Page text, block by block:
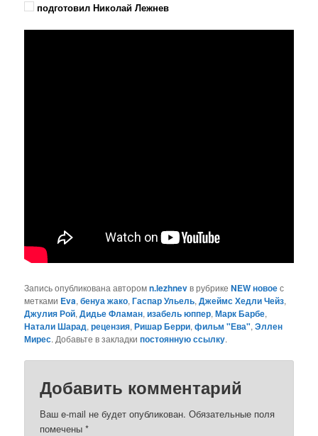
подготовил Николай Лежнев
Запись опубликована авторомn.lezhnevв рубрикеNEW новоес
метками Eva,бенуа жако,Гаспар Ульель,Джеймс Хедли Чейз,
Джулия Рой,Дидье Фламан,изабель юппер,Марк Барбе,
Натали Шарад,рецензия,Ришар Берри,фильм "Ева",Эллен
Мирес. Добавьте в закладкипостоянную ссылку.
Добавить комментарий
Ваш e-mail не будет опубликован. Обязательные поля
помечены*